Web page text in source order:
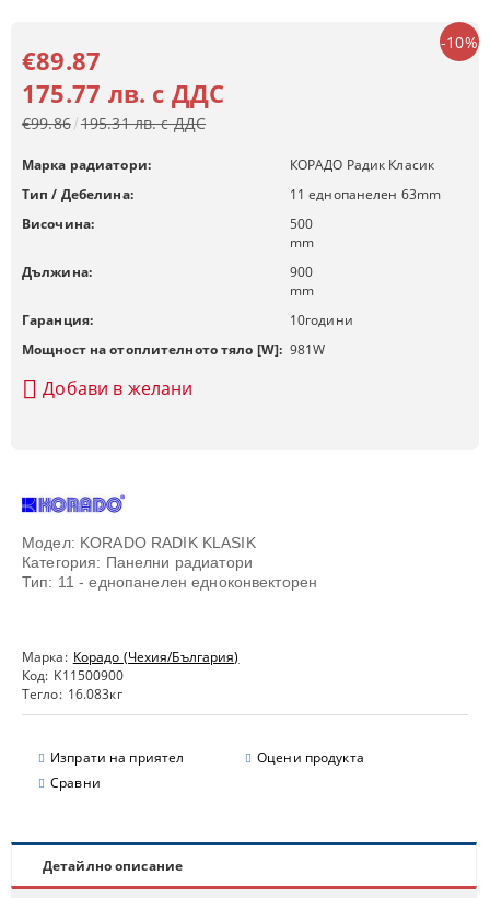
Модел: KORADO RADIK KLASIK
Категория: Панелни радиатори
Тип: 11 - еднопанелен едноконвекторен
Марка: Корадо (Чехия/България)
Код: K11500900
Тегло: 16.083кг
Изпрати на приятел
Оцени продукта
Сравни
-10%
€89.87
175.77 лв. с ДДС
€99.86 195.31 лв. с ДДС
Марка радиатори:
КОРАДО Радик Класик
Тип / Дебелина:
11 еднопанелен 63mm
Височина:
500
mm
Дължина:
900
mm
Гаранция:
10години
Мощност на отоплителното тяло [W]: 981W
Добави в желани
Детайлно описание